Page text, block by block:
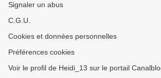
Signaler un abus
C.G.U.
Cookies et données personnelles
Préférences cookies
Voir le profil de Heidi_13 sur le portail